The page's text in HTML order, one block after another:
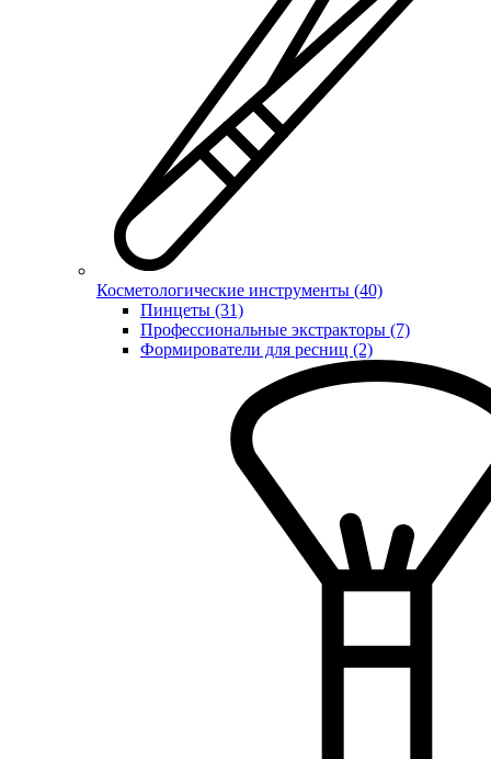
Косметологические инструменты (40)
Пинцеты (31)
Профессиональные экстракторы (7)
Формирователи для ресниц (2)